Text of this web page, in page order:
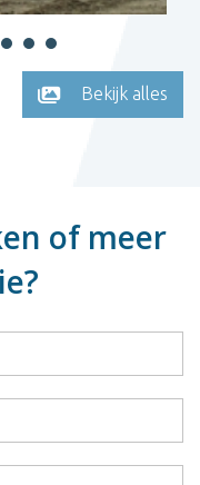
Bekijk alles
of meer